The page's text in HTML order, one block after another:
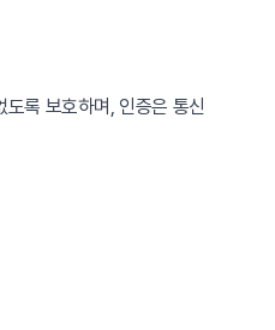
록 보호하며, 인증은 통신